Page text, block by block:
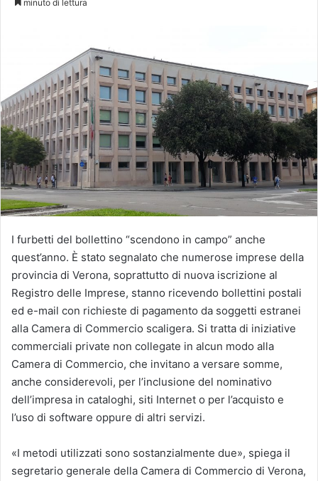
minuto di lettura
I furbetti del bollettino “scendono in campo” anche
quest’anno. È stato segnalato che numerose imprese della
provincia di Verona, soprattutto di nuova iscrizione al
Registro delle Imprese, stanno ricevendo bollettini postali
ed e-mail con richieste di pagamento da soggetti estranei
alla Camera di Commercio scaligera. Si tratta di iniziative
commerciali private non collegate in alcun modo alla
Camera di Commercio, che invitano a versare somme,
anche considerevoli, per l’inclusione del nominativo
dell’impresa in cataloghi, siti Internet o per l’acquisto e
l’uso di software oppure di altri servizi.
«I metodi utilizzati sono sostanzialmente due», spiega il
segretario generale della Camera di Commercio di Verona,